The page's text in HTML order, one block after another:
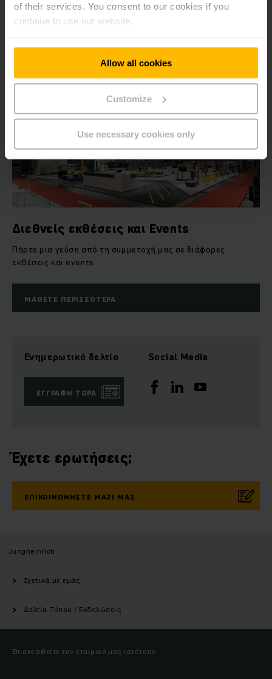
of their services. You consent to our cookies if you
continue to use our website.
Allow all cookies
Customize
Use necessary cookies only
ΜΆΘΕΤΕ ΠΕΡΙΣΣΌΤΕΡΑ
Διεθνείς εκθέσεις και Events
Πάρτε μια γεύση από τη συμμετοχή μας σε διάφορες
εκθέσεις και events.
ΜΆΘΕΤΕ ΠΕΡΙΣΣΌΤΕΡΑ
Ενημερωτικό δελτίο
ΕΓΓΡΑΦΉ ΤΏΡΑ
Social Media
Έχετε ερωτήσεις;
ΕΠΙΚΟΙΝΩΝΉΣΤΕ ΜΑΖΊ ΜΑΣ
Jungheinrich
Σχετικά με εμάς
Δελτία Τύπου / Εκδηλώσεις
Επισκεφθείτε τον εταιρικό μας ιστότοπο